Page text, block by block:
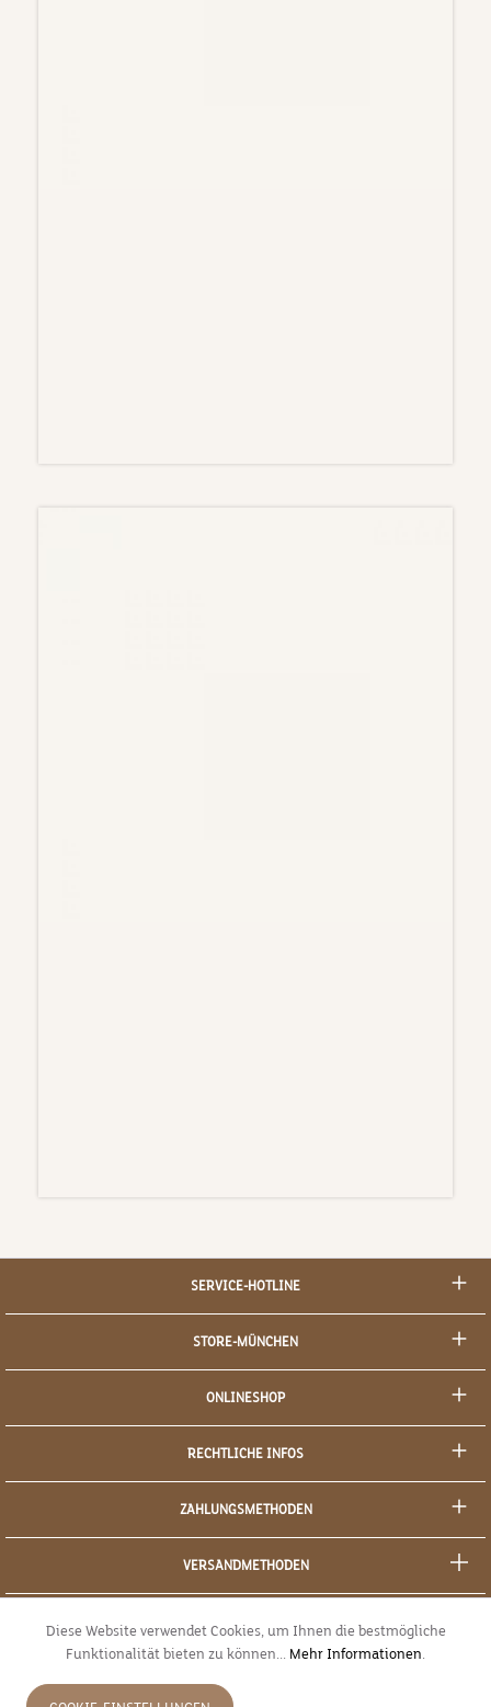
SERVICE-HOTLINE
STORE-MÜNCHEN
ONLINESHOP
RECHTLICHE INFOS
ZAHLUNGSMETHODEN
VERSANDMETHODEN
Diese Website verwendet Cookies, um Ihnen die bestmögliche
Funktionalität bieten zu können... Mehr Informationen.